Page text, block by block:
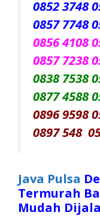
0852 3748
0857 7748
0856 4108
0857 7238
0838 7538
0877 4588
0896 9598
0897 548
Java Pulsa
Termurah
Mudah